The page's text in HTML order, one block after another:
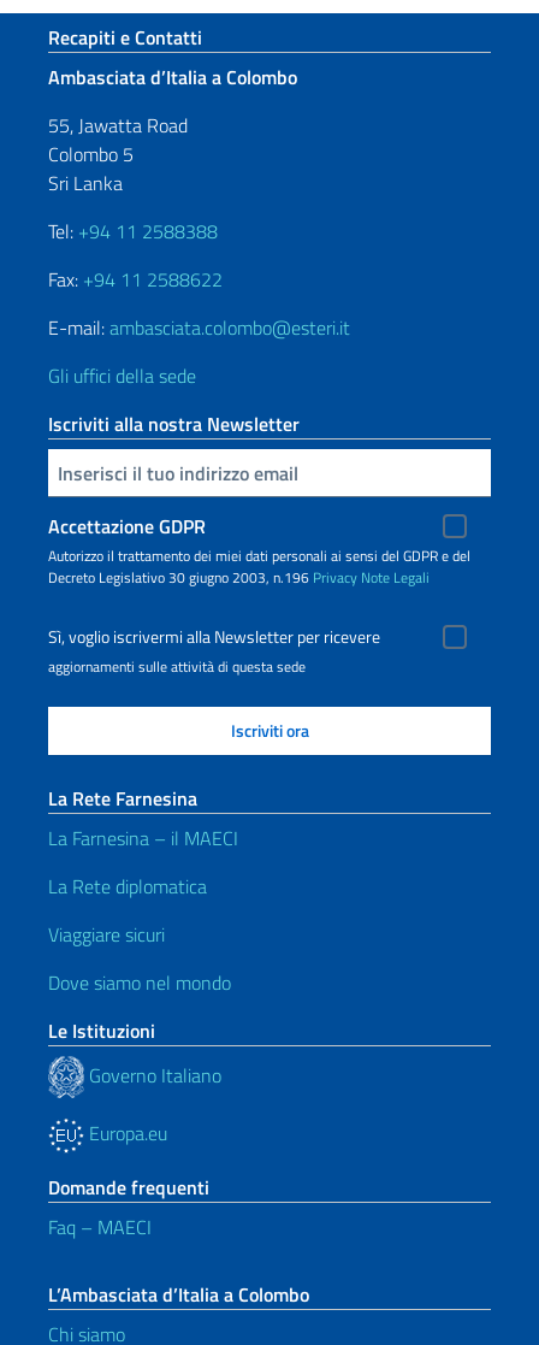
Sezione footer
Recapiti e Contatti
Ambasciata d’Italia a Colombo
55, Jawatta Road
Colombo 5
Sri Lanka
Tel: +94 11 2588388
Fax: +94 11 2588622
E-mail:ambasciata.colombo@esteri.it
Gli uffici della sede
Iscriviti alla nostra Newsletter
Inserisci la tua email
Accettazione GDPR
Autorizzo il trattamento dei miei dati personali ai sensi del GDPR e del
Decreto Legislativo 30 giugno 2003, n.196 Privacy Note Legali
Sì, voglio iscrivermi alla Newsletter per ricevere
aggiornamenti sulle attività di questa sede
La Rete Farnesina
La Farnesina – il MAECI
La Rete diplomatica
Viaggiare sicuri
Dove siamo nel mondo
Le Istituzioni
Governo Italiano
Europa.eu
Domande frequenti
Faq – MAECI
L’Ambasciata d’Italia a Colombo
Chi siamo